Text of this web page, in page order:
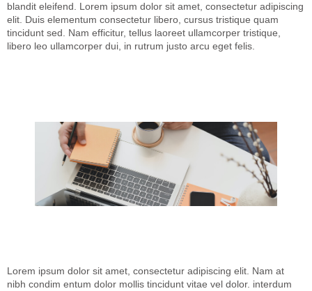
blandit eleifend. Lorem ipsum dolor sit amet, consectetur adipiscing
elit. Duis elementum consectetur libero, cursus tristique quam
tincidunt sed. Nam efficitur, tellus laoreet ullamcorper tristique,
libero leo ullamcorper dui, in rutrum justo arcu eget felis.
Lorem ipsum dolor sit amet, consectetur adipiscing elit. Nam at
nibh condim entum dolor mollis tincidunt vitae vel dolor. interdum